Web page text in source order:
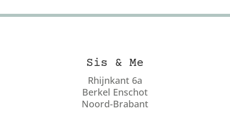
Sis & Me
Rhijnkant 6a
Berkel Enschot
Noord-Brabant